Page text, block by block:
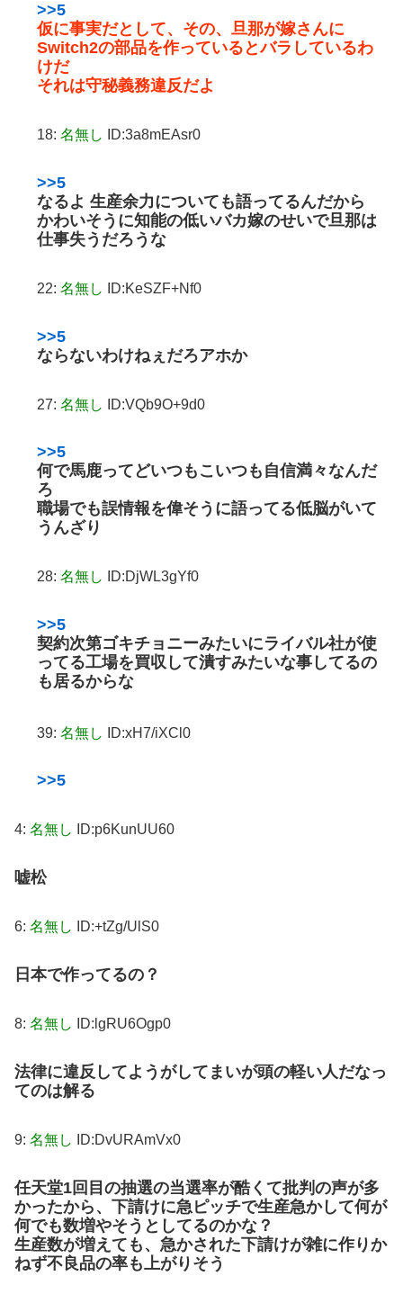
>>5
仮に事実だとして、その、旦那が嫁さんに
Switch2の部品を作っているとバラしているわ
けだ
それは守秘義務違反だよ
18: 名無し ID:3a8mEAsr0
>>5
なるよ 生産余力についても語ってるんだから
かわいそうに知能の低いバカ嫁のせいで旦那は
仕事失うだろうな
22: 名無し ID:KeSZF+Nf0
>>5
ならないわけねぇだろアホか
27: 名無し ID:VQb9O+9d0
>>5
何で馬鹿ってどいつもこいつも自信満々なんだ
ろ
職場でも誤情報を偉そうに語ってる低脳がいて
うんざり
28: 名無し ID:DjWL3gYf0
>>5
契約次第ゴキチョニーみたいにライバル社が使
ってる工場を買収して潰すみたいな事してるの
も居るからな
39: 名無し ID:xH7/iXCl0
>>5
4: 名無し ID:p6KunUU60
嘘松
6: 名無し ID:+tZg/UlS0
日本で作ってるの？
8: 名無し ID:lgRU6Ogp0
法律に違反してようがしてまいが頭の軽い人だなっ
てのは解る
9: 名無し ID:DvURAmVx0
任天堂1回目の抽選の当選率が酷くて批判の声が多
かったから、下請けに急ピッチで生産急かして何が
何でも数増やそうとしてるのかな？
生産数が増えても、急かされた下請けが雑に作りか
ねず不良品の率も上がりそう